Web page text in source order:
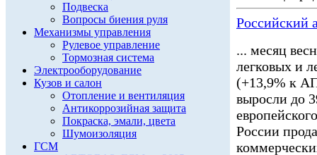
Подвеска
Вопросы биения руля
Механизмы управления
Рулевое управление
Тормозная система
Электрооборудование
Кузов и салон
Отопление и вентиляция
Антикоррозийная защита
Покраска, эмали, цвета
Шумоизоляция
ГСМ
Российский
... месяц
легковых и
(+13,9% к
выросли до
России